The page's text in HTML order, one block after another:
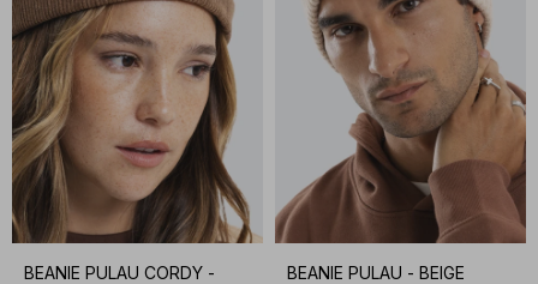
BEANIE PULAU CORDY -
BEANIE PULAU - BEIGE